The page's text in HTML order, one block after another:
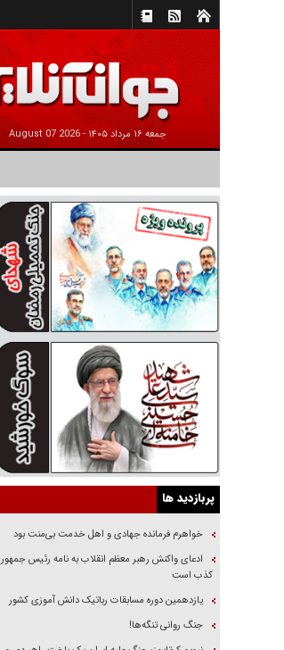
جمعه ۱۶ مرداد ۱۴۰۵ - 2026 August 07
پربازدید ها
خواهرم فرمانده جهادی و اهل خدمت بی‌منت بود
ادعای واکنش رهبر معظم انقلاب به نامه رئیس جمهور
کذب است
یازدهمین دوره مسابقات رباتیک دانش آموزی کشور
جنگ روانی تنگه‌ها!